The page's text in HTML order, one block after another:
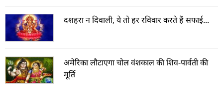
दशहरा न दिवाली, ये तो हर रविवार करते हैं सफाई...
अमेरिका लौटाएगा चोल वंशकाल की शिव-पार्वती की
मूर्ति